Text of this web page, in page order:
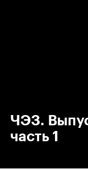
ЧЭЗ.
часть 1